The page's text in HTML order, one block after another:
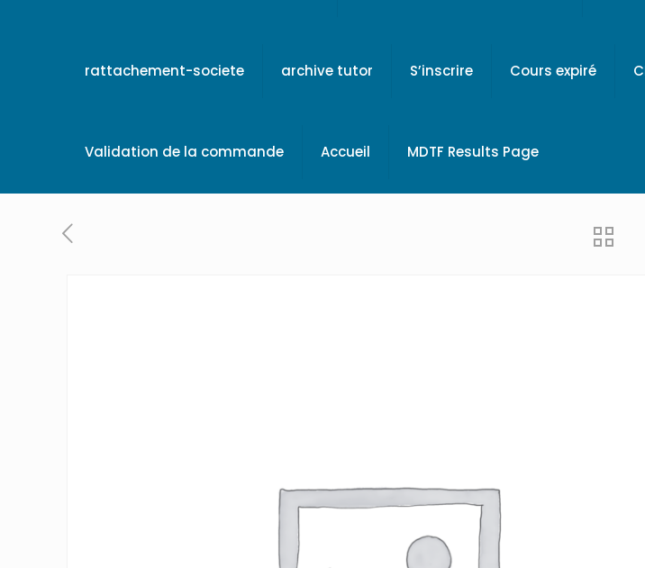
rattachement-societe archive tutor S’inscrire Cours expiré
Validation de la commande Accueil MDTF Results Page